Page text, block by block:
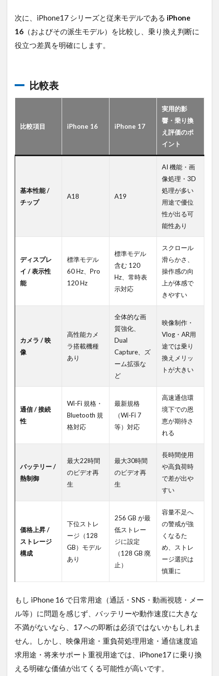
次に、iPhone17 シリーズと従来モデルである iPhone
16 （およびその派生モデル）を比較し、乗り換え判断に
役立つ差異を明確にします。
比較表
比較項目 iPhone 16 iPhone 17
実用的影
響・乗り換
え評価のポ
イント
基本性能 /
チップ
A18 A19
AI 機能・画
像処理・3D
処理が多い
用途で優位
性が出る可
能性あり
ディスプレ
イ / 表示性
能
標準モデル
60 Hz、Pro
120 Hz
標準モデル
含む 120
Hz、常時表
示対応
スクロール
滑らかさ、
操作感の向
上が体感で
きやすい
カメラ / 映
像
高性能カメ
ラ搭載機種
あり
全体的な画
質強化、
Dual
Capture、ズ
ーム拡張な
ど
映像制作・
Vlog・AR用
途では乗り
換えメリッ
トが大きい
通信 / 接続
性
Wi-Fi 規格・
Bluetooth 規
格対応
最新規格
（Wi-Fi 7
等）対応
高速通信環
境下での恩
恵が期待さ
れる
バッテリー /
熱制御
最大22時間
のビデオ再
生
最大30時間
のビデオ再
生
長時間使用
や高負荷時
で差が出や
すい
価格上昇 /
ストレージ
構成
下位ストレ
ージ（128
GB）モデル
あり
256 GB が最
低ストレー
ジに設定
（128 GB 廃
止）
容量不足へ
の警戒が強
くなるた
め、ストレ
ージ選択は
慎重に
もし iPhone 16 で日常用途（通話・SNS・動画視聴・メー
ル等）に問題を感じず、バッテリーや動作速度に大きな
不満がないなら、17 への即断は必須ではないかもしれま
せん。しかし、映像用途・重負荷処理用途・通信速度追
求用途・将来サポート重視用途では、iPhone17 に乗り換
える明確な価値が出てくる可能性が高いです。